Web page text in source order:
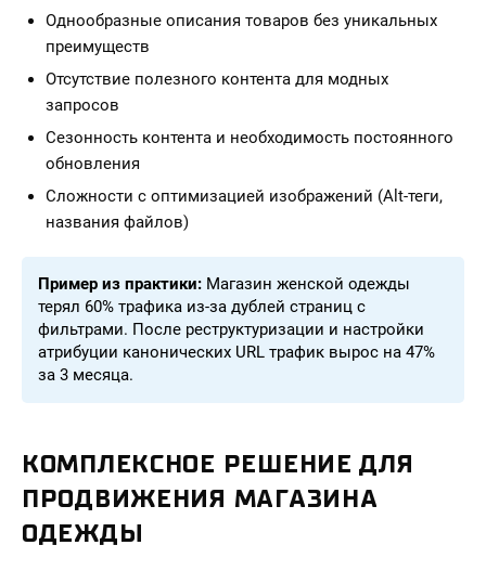
Однообразные описания товаров без уникальных
преимуществ
Отсутствие полезного контента для модных
запросов
Сезонность контента и необходимость постоянного
обновления
Сложности с оптимизацией изображений (Alt-теги,
названия файлов)
Пример из практики: Магазин женской одежды
терял 60% трафика из-за дублей страниц с
фильтрами. После реструктуризации и настройки
атрибуции канонических URL трафик вырос на 47%
за 3 месяца.
КОМПЛЕКСНОЕ РЕШЕНИЕ ДЛЯ
ПРОДВИЖЕНИЯ МАГАЗИНА
ОДЕЖДЫ